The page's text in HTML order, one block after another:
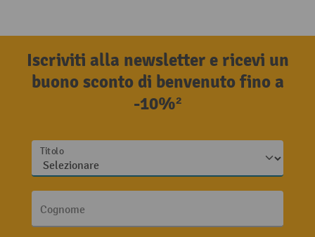
Iscriviti alla newsletter e ricevi un
buono sconto di benvenuto fino a
-10%²
Titolo
Cognome